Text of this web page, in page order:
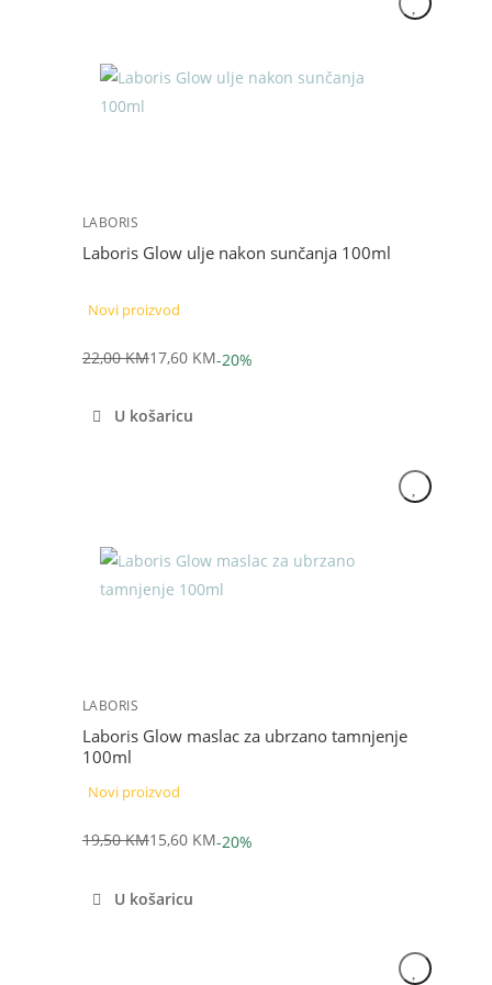
LABORIS
Laboris Glow ulje nakon sunčanja 100ml
Novi proizvod
22,00KM
Izvorna
bila
17,60 KM
Trenutna
je:
-20%
U košaricu
LABORIS
Laboris Glow maslac za ubrzano tamnjenje
100ml
Novi proizvod
19,50KM
Izvorna
bila
15,60 KM
Trenutna
je:
-20%
U košaricu